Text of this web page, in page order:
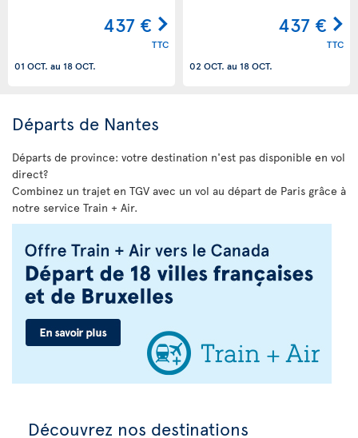
437 €
TTC
01 OCT. au 18 OCT.
437 €
TTC
02 OCT. au 18 OCT.
Départs de Nantes
Départs de province: votre destination n'est pas disponible en vol
direct?
Combinez un trajet en TGV avec un vol au départ de Paris grâce à
notre service Train + Air.
Découvrez nos destinations